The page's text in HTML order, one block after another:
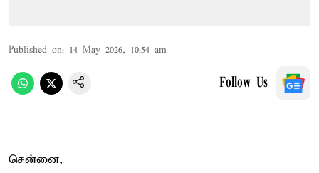
Published on: 14 May 2026, 10:54 am
Follow Us
சென்னை,